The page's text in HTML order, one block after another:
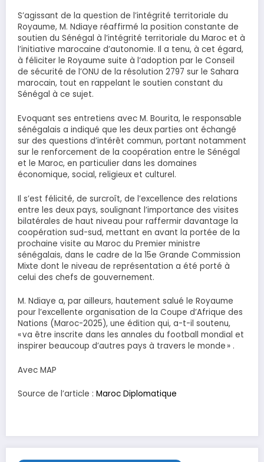
S’agissant de la question de l’intégrité territoriale du
Royaume, M. Ndiaye réaffirmé la position constante de
soutien du Sénégal à l’intégrité territoriale du Maroc et à
l’initiative marocaine d’autonomie. Il a tenu, à cet égard,
à féliciter le Royaume suite à l’adoption par le Conseil
de sécurité de l’ONU de la résolution 2797 sur le Sahara
marocain, tout en rappelant le soutien constant du
Sénégal à ce sujet.
Evoquant ses entretiens avec M. Bourita, le responsable
sénégalais a indiqué que les deux parties ont échangé
sur des questions d’intérêt commun, portant notamment
sur le renforcement de la coopération entre le Sénégal
et le Maroc, en particulier dans les domaines
économique, social, religieux et culturel.
Il s’est félicité, de surcroît, de l’excellence des relations
entre les deux pays, soulignant l’importance des visites
bilatérales de haut niveau pour raffermir davantage la
coopération sud-sud, mettant en avant la portée de la
prochaine visite au Maroc du Premier ministre
sénégalais, dans le cadre de la 15e Grande Commission
Mixte dont le niveau de représentation a été porté à
celui des chefs de gouvernement.
M. Ndiaye a, par ailleurs, hautement salué le Royaume
pour l’excellente organisation de la Coupe d’Afrique des
Nations (Maroc-2025), une édition qui, a-t-il soutenu,
« va être inscrite dans les annales du football mondial et
inspirer beaucoup d’autres pays à travers le monde » .
Avec MAP
Source de l’article : Maroc Diplomatique